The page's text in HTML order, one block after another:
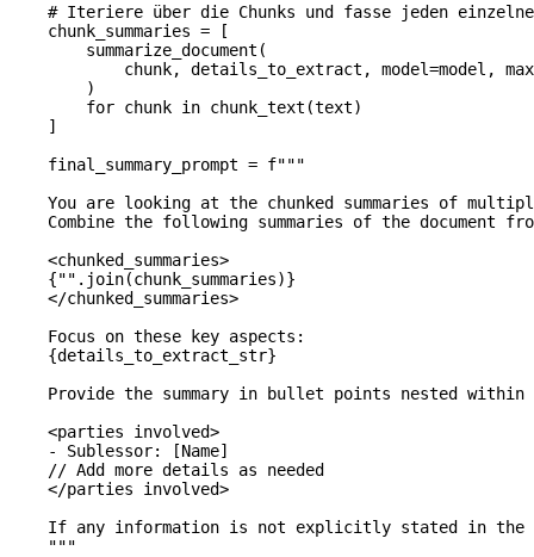
# Iteriere über die Chunks und fasse jeden
    chunk_summaries
= [
        summarize_document(
            chunk, details_to_extract,
model=model,
        )
        for
chunk in chunk_text(text)
    ]
    final_summary_prompt
= f"""
You are looking at the chunked summaries of
Combine the following summaries of the document
    <chunked_summaries>
    {
"" .join(chunk_summaries)}
    </chunked_summaries>
    Focus on these key aspects:
    {
details_to_extract_str}
Provide the summary in bullet points nested
    <parties involved>
    - Sublessor: [Name]
    // Add more details as needed
    </parties involved>
If any information is not explicitly stated in
    """